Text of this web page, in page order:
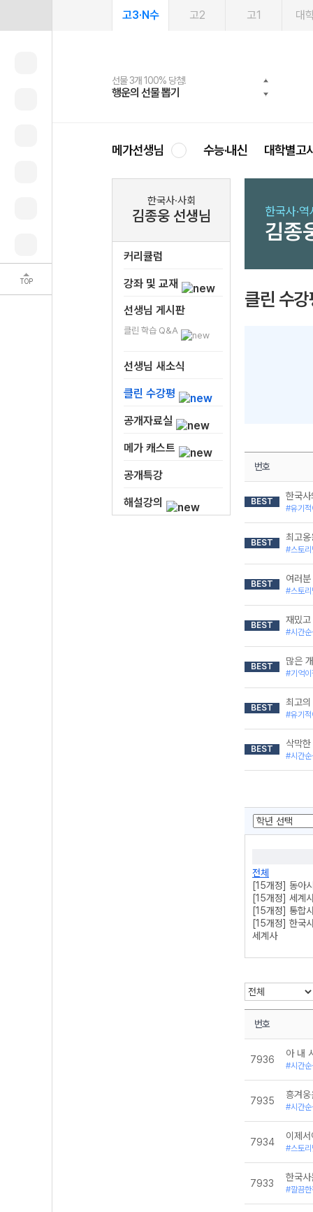
TOP
고3·N수 고2 고1 대
선물 3개 100% 당첨!
행운의 선물 뽑기
선물 100% 증정!
메가스터디 X 올리브
2027 러셀 단과
강사 공개선발
스마트러닝앱
설문 EVENT
메가패스
3일 무료 체험권
메가패스 수강생 무료혜택!
메가클럽 멤버십
사회공헌 캠페인
희망이룸 메가나눔
메가선생님 수능·내신 대학별고
한국사·사회
김종웅 선생님
커리큘럼
강좌 및 교재
선생님 게시판
클린 학습 Q&A
선생님 새소식
클린 수강평
공개자료실
메가 캐스트
공개특강
해설강의
한국사·
김종
클린 수강
번호
BEST 한국
#유기
BEST 최고
#스토
BEST 여러
#스토
BEST 재밌
#시간
BEST 많은
#기억
BEST 최고
#유기
BEST 삭막
#시간
전체
[15개정] 동아
[15개정] 세계
[15개정] 통합
[15개정] 한국
세계사
통합사회1-리베
통합사회2-리
통합사회2-미
한국사
번호
7936
아 내
#시간순
7935
흥겨
#시간
7934
이제
#스토
7933
한국
#깔끔